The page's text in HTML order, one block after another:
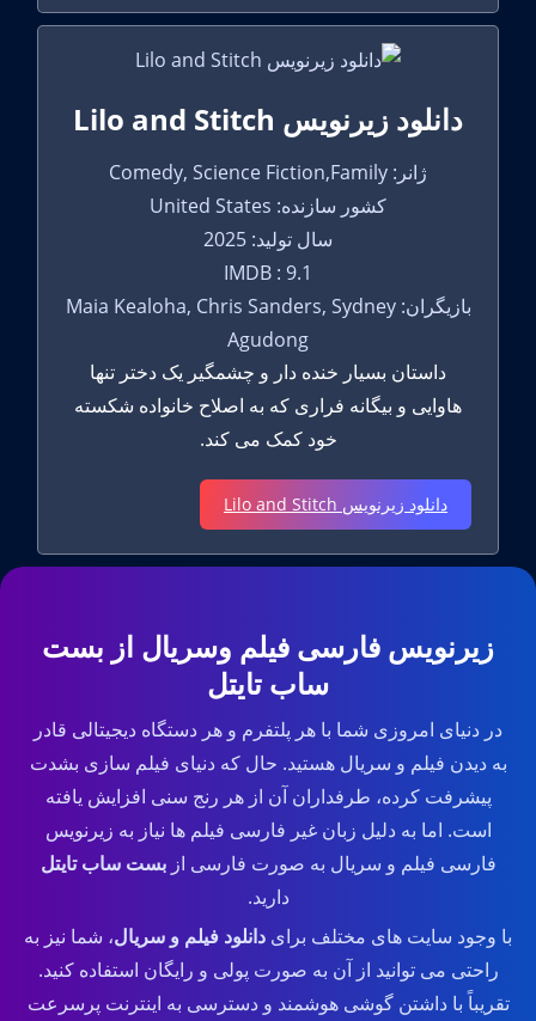
دانلود زیرنویس Lilo and Stitch
ژانر: Comedy, Science Fiction,Family
کشور سازنده: United States
سال تولید: 2025
IMDB : 9.1
بازیگران: Maia Kealoha, Chris Sanders, Sydney
Agudong
داستان بسیار خنده دار و چشمگیر یک دختر تنها
هاوایی و بیگانه فراری که به اصلاح خانواده شکسته
خود کمک می کند.
دانلود زیرنویس Lilo and Stitch
زیرنویس فارسی فیلم وسریال از بست
ساب تایتل
در دنیای امروزی شما با هر پلتفرم و هر دستگاه دیجیتالی قادر
به دیدن فیلم و سریال هستید. حال که دنیای فیلم سازی بشدت
پیشرفت کرده، طرفداران آن از هر رنج سنی افزایش یافته
است. اما به دلیل زبان غیر فارسی فیلم ها نیاز به زیرنویس
فارسی فیلم و سریال به صورت فارسی ازبست ساب تایتل
دارید.
با وجود سایت های مختلف برای دانلود فیلم و سریال، شما نیز به
راحتی می توانید از آن به صورت پولی و رایگان استفاده کنید.
تقریباً با داشتن گوشی هوشمند و دسترسی به اینترنت پرسرعت